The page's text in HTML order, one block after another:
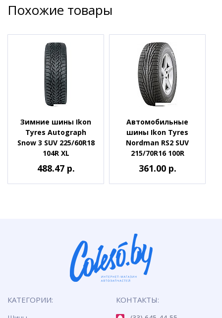
Похожие товары
Зимние шины Ikon
Tyres Autograph
Snow 3 SUV 225/60R18
104R XL
488.47 р.
Автомобильные
шины Ikon Tyres
Nordman RS2 SUV
215/70R16 100R
361.00 р.
КАТЕГОРИИ: КОНТАКТЫ: